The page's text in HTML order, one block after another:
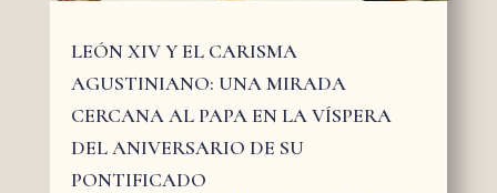
LEÓN XIV Y EL CARISMA
AGUSTINIANO: UNA MIRADA
CERCANA AL PAPA EN LA VÍSPERA
DEL ANIVERSARIO DE SU
PONTIFICADO